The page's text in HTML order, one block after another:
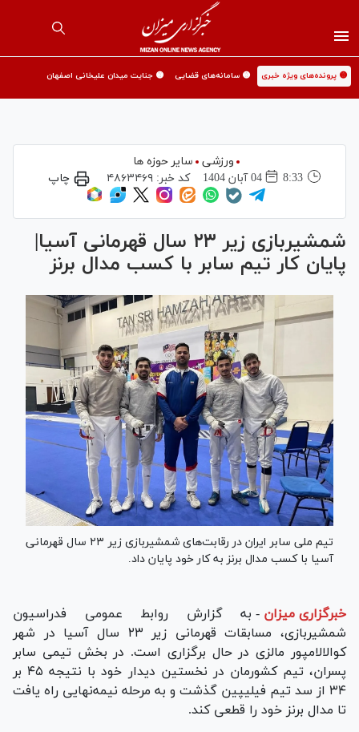
🟡 پرونده‌های ویژه خبری 🟡 سامانه‌های قضایی 🟡 جنایت میدان علیخانی اصفهان
ورزشی
سایر حوزه ها
8:33
04 آبان 1404 کد خبر: ۴۸۶۳۴۶۹ چاپ
شمشیربازی زیر ۲۳ سال قهرمانی آسیا|
پایان کار تیم سابر با کسب مدال برنز
تیم ملی سابر ایران در رقابت‌های شمشیربازی زیر ۲۳ سال قهرمانی
آسیا با کسب مدال برنز به کار خود پایان داد.
خبرگزاری میزان - به گزارش روابط عمومی فدراسیون
شمشیربازی، مسابقات قهرمانی زیر ۲۳ سال آسیا در شهر
کوالالامپور مالزی در حال برگزاری است. در بخش تیمی سابر
پسران، تیم کشورمان در نخستین دیدار خود با نتیجه ۴۵ بر
۳۴ از سد تیم فیلیپین گذشت و به مرحله نیمه‌نهایی راه یافت
تا مدال برنز خود را قطعی کند.